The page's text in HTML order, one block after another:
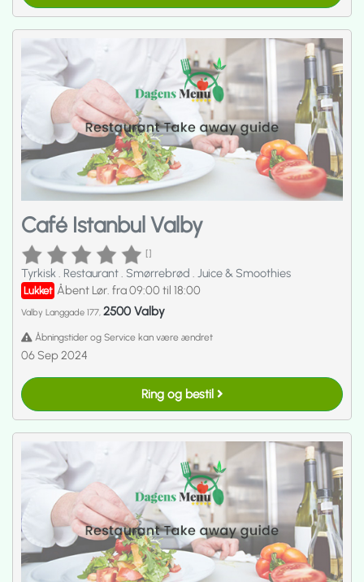
Café Istanbul Valby
[]
Tyrkisk. Restaurant. Smørrebrød . Juice & Smoothies
Lukket Åbent Lør. fra 09:00 til 18:00
Valby Langgade 177, 2500 Valby
Åbningstider og Service kan være ændret
06 Sep 2024
Ring og bestil